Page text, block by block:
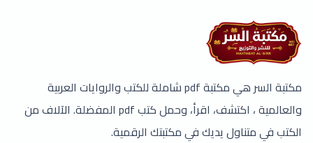
مكتبة السر هي مكتبة pdf شاملة للكتب والروايات العربية
والعالمية ، اكتشف، اقرأ، وحمل كتب pdf المفضلة. الآلاف من
الكتب في متناول يديك في مكتبتك الرقمية.